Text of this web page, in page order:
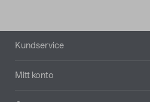
Sidfot
Kundservice
Mitt konto